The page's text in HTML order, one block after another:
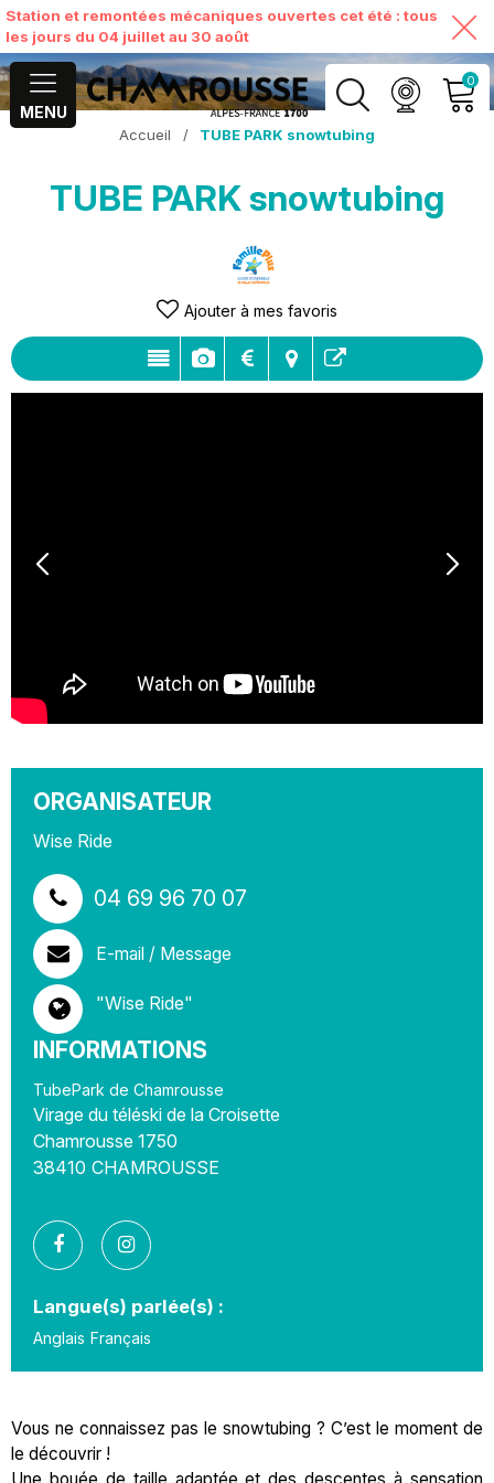
Station et remontées mécaniques ouvertes cet été : tous
les jours du 04 juillet au 30 août
MENU
0
MON COMPTE
VOIR MON PANIER
Accueil / TUBE PARK snowtubing
TUBE PARK snowtubing
Ajouter à mes favoris
ORGANISATEUR
Wise Ride
04 69 96 70 07
E-mail / Message
"Wise Ride"
INFORMATIONS
TubePark de Chamrousse
Virage du téléski de la Croisette
Chamrousse 1750
38410 CHAMROUSSE
Langue(s) parlée(s) :
Anglais Français
Vous ne connaissez pas le snowtubing ? C’est le moment de
le découvrir !